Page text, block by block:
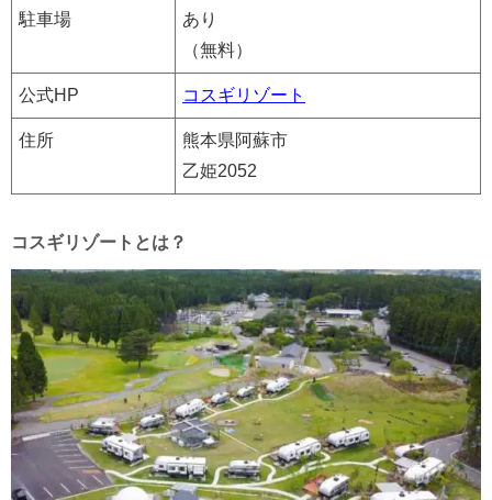
駐車場
あり
（無料）
公式HP コスギリゾート
住所
熊本県阿蘇市
乙姫2052
コスギリゾートとは？